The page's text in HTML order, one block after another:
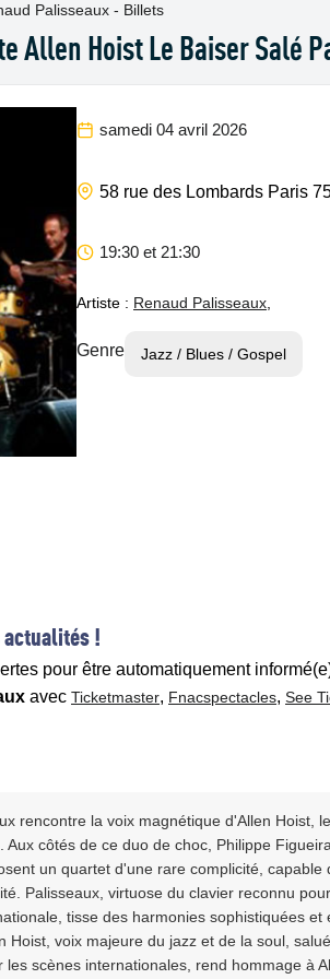
Palisseaux - Billets
Allen Hoist Le Baiser Salé
samedi 04 avril 2026
58 rue des Lombards Paris
19:30 et 21:30
Artiste : Renaud Palisseaux
Genre Jazz / Blues / Gospel
actualités !
pour être automatiquement
avec Ticketmaster, Fnacspectacles, See
rencontre la voix magnétique d'Allen Hoist,
côtés de ce duo de choc, Philippe
un quartet d'une rare complicité, capable
Palisseaux, virtuose du clavier reconnu
tisse des harmonies sophistiquées et
Hoist, voix majeure du jazz et de la soul,
scènes internationales, rend hommage à